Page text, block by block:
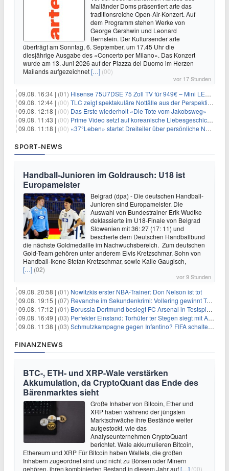
Mailänder Doms präsentiert arte das
traditionsreiche Open-Air-Konzert. Auf
dem Programm stehen Werke von
George Gershwin und Leonard
Bernstein. Der Kultursender arte
überträgt am Sonntag, 6. September, um 17.45 Uhr die
diesjährige Ausgabe des «Concerto per Milano». Das Konzert
wurde am 13. Juni 2026 auf der Piazza del Duomo im Herzen
Mailands aufgezeichnet[…] (00)
vor 17 Stunden
09.08. 16:34 | (01) Hisense 75U7DSE 75 Zoll TV für 949€ – Mini LED, 144Hz, 2026
09.08. 12:44 | (00) TLC zeigt spektakuläre Notfälle aus der Perspektive der Patienten
09.08. 12:18 | (00) Das Erste wiederholt «Die Tote vom Jakobsweg»
09.08. 11:43 | (00) Prime Video setzt auf koreanische Liebesgeschichte
09.08. 11:18 | (00) «37°Leben» startet Dreiteiler über persönliche Neuanfänge
SPORT-NEWS
Handball-Junioren im Goldrausch: U18 ist
Europameister
Belgrad (dpa) - Die deutschen Handball-
Junioren sind Europameister. Die
Auswahl von Bundestrainer Erik Wudtke
deklassierte im U18-Finale von Belgrad
Slowenien mit 36: 27 (17: 11) und
bescherte dem Deutschen Handballbund
die nächste Goldmedaille im Nachwuchsbereich. Zum deutschen
Gold-Team gehören unter anderem Elvis Kretzschmar, Sohn von
Handball-Ikone Stefan Kretzschmar, sowie Kalle Gaugisch,
[…] (02)
vor 9 Stunden
09.08. 20:58 | (01) Nowitzkis erster NBA-Trainer: Don Nelson ist tot
09.08. 19:15 | (07) Revanche im Sekundenkrimi: Vollering gewinnt Tour
09.08. 17:12 | (01) Borussia Dortmund besiegt FC Arsenal in Testspiel mit 3:2
09.08. 16:49 | (03) Perfekter Einstand: Torhüter ter Stegen siegt mit Ajax
09.08. 11:38 | (03) Schmutzkampagne gegen Infantino? FIFA schaltet auf Angriff
FINANZNEWS
BTC-, ETH- und XRP-Wale verstärken
Akkumulation, da CryptoQuant das Ende des
Bärenmarktes sieht
Große Inhaber von Bitcoin, Ether und
XRP haben während der jüngsten
Marktschwäche ihre Bestände weiter
aufgestockt, wie das
Analyseunternehmen CryptoQuant
berichtet. Wale akkumulieren Bitcoin,
Ethereum und XRP Für Bitcoin haben Wallets, die großen
Inhabern zugeordnet sind und nicht zu Börsen oder Minern
gehören, ihren kombinierten Bestand in diesem Jahr auf[…] (00)